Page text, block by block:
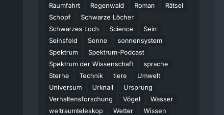
Raumfahrt
Regenwald Roman
Rätsel
Schopf
Schwarze Löcher
Schwarzes Loch
Science
Sein
Seinsfeld
Sonne
sonnensystem
Spektrum
Spektrum-Podcast
Spektrum der Wissenschaft
sprache
Sterne
Technik tiere
Umwelt
Universum
Urknall
Ursprung
Verhaltensforschung
Vögel
Wasser
weltraumteleskop
Wetter
Wissen